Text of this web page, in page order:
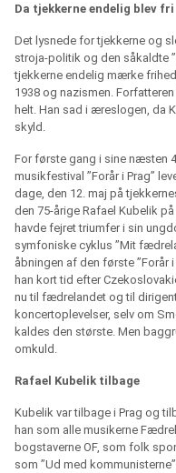
Da tjekkerne endelig blev fri
Det lysnede for tjekkerne og
stroja-politik og den såkaldte
tjekkerne endelig mærke
1938 og nazismen.
helt. Han sad i æreslogen, da
skyld.
For første gang i sine næsten
musikfestival ”Forår i Prag”
dage, den 12. maj på
den 75-årige Rafael Kubelik
havde fejret triumfer i sin
symfoniske cyklus ”Mit
åbningen af den første ”Forår
han kort tid efter
nu til fædrelandet og til
koncertoplevelser, selv om
kaldes den største. Men
omkuld.
Rafael Kubelik tilbage
Kubelik var tilbage i Prag og
han som alle musikerne
bogstaverne OF, som folk
som ”Ud med